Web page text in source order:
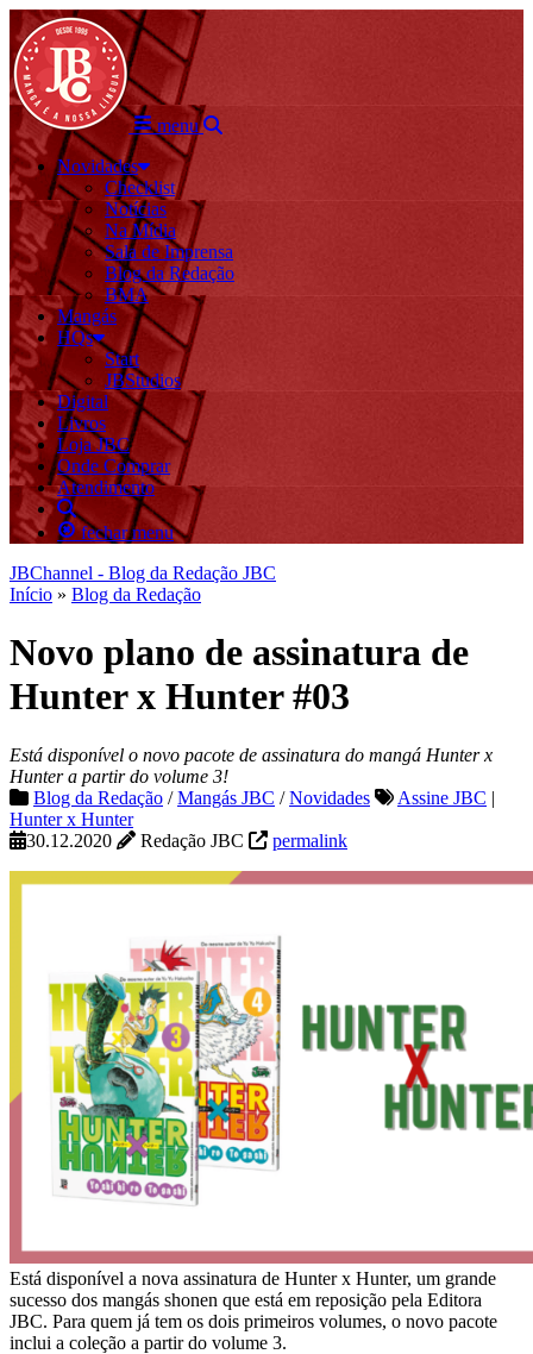
menu
Novidades
Checklist
Notícias
Na Mídia
Sala de Imprensa
Blog da Redação
BMA
Mangás
HQs
Start
JBStudios
Digital
Livros
Loja JBC
Onde Comprar
Atendimento
fechar menu
JBChannel - Blog da Redação JBC
Início » Blog da Redação
Novo plano de assinatura de
Hunter x Hunter #03
Está disponível o novo pacote de assinatura do mangá Hunter x
Hunter a partir do volume 3!
Blog da Redação /Mangás JBC /Novidades Assine JBC |
Hunter x Hunter
30.12.2020
Redação JBC permalink
Está disponível a nova assinatura de Hunter x Hunter, um grande
sucesso dos mangás shonen que está em reposição pela Editora
JBC. Para quem já tem os dois primeiros volumes, o novo pacote
inclui a coleção a partir do volume 3.